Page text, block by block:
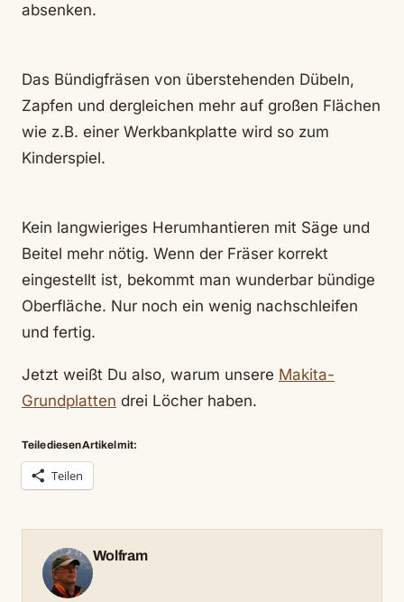
absenken.
Das Bündigfräsen von überstehenden Dübeln,
Zapfen und dergleichen mehr auf großen Flächen
wie z.B. einer Werkbankplatte wird so zum
Kinderspiel.
Kein langwieriges Herumhantieren mit Säge und
Beitel mehr nötig. Wenn der Fräser korrekt
eingestellt ist, bekommt man wunderbar bündige
Oberfläche. Nur noch ein wenig nachschleifen
und fertig.
Jetzt weißt Du also, warum unsere Makita-
Grundplatten drei Löcher haben.
Teile diesen Artikel mit:
Teilen
Wolfram